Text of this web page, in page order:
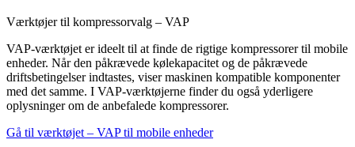
Værktøjer til kompressorvalg – VAP
VAP-værktøjet er ideelt til at finde de rigtige kompressorer til mobile
enheder. Når den påkrævede kølekapacitet og de påkrævede
driftsbetingelser indtastes, viser maskinen kompatible komponenter
med det samme. I VAP-værktøjerne finder du også yderligere
oplysninger om de anbefalede kompressorer.
Gå til værktøjet – VAP til mobile enheder